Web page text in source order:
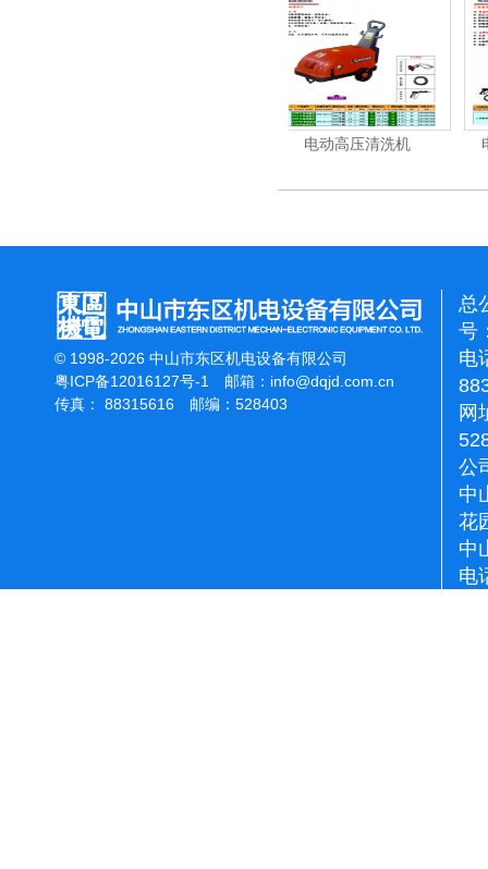
电动高压清洗机工业级
© 1998-2026 中山市东区机电设备有限公司
粤ICP备12016127号-1
邮箱： info@dqjd.com.cn
传真： 88315616 邮编：528403
总
号
电
网
公
中
花
中
电